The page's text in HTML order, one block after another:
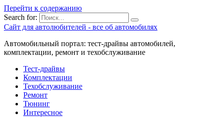
Перейти к содержанию
Search for:
Сайт для автолюбителей - все об автомобилях
Автомобильный портал: тест-драйвы автомобилей,
комплектации, ремонт и техобслуживание
Тест-драйвы
Комплектации
Техобслуживание
Ремонт
Тюнинг
Интересное